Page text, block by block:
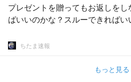
プレゼントを贈ってもお返しをし
ばいいのかな？スルーできれば
ちたま速報
もっと見る